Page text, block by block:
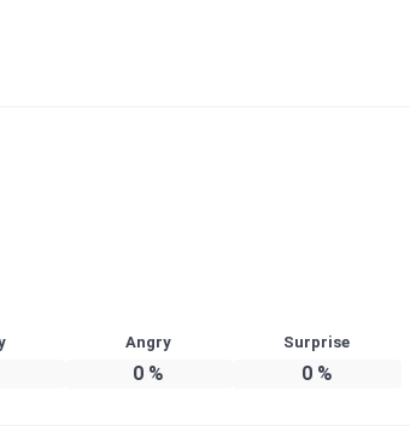
Angry
0 %
Surprise
0%